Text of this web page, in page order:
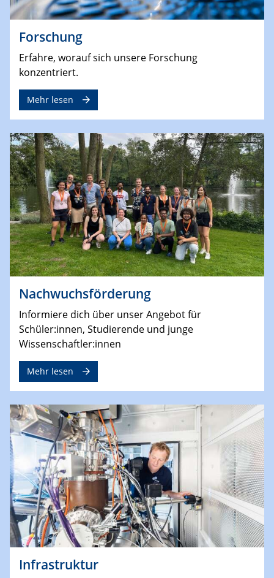
Forschung
Erfahre, worauf sich unsere Forschung
konzentriert.
Mehr lesen
Nachwuchsförderung
Informiere dich über unser Angebot für
Schüler:innen, Studierende und junge
Wissenschaftler:innen
Mehr lesen
Infrastruktur